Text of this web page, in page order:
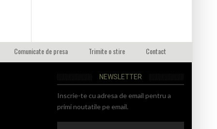
Comunicate de presa Trimite o stire Contact
NEWSLETTER
Inscrie-te cu adresa de email pentru a
primi noutatile pe email.